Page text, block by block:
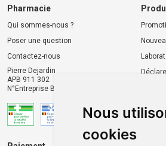
Nous
cookies
Pharmacie
Qui sommes-nous ?
Poser une question
Contactez-nous
Pierre Dejardin
APB 911 302
N°Entreprise BE0446.901.764